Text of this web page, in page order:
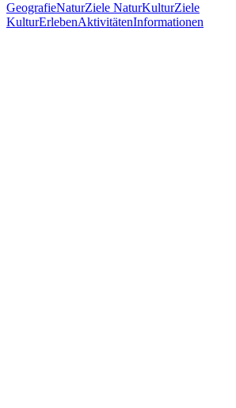
GeografieNaturZiele NaturKulturZiele
KulturErlebenAktivitätenInformationen